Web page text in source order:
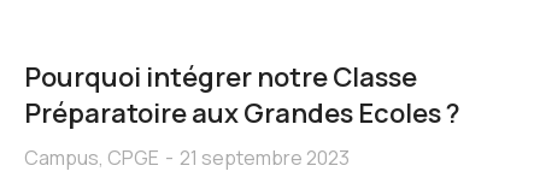
Pourquoi intégrer notre Classe
Préparatoire aux Grandes Ecoles ?
Campus, CPGE 21 septembre 2023